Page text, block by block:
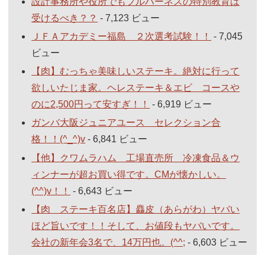
受けるべき？？ - 7,123 ビュー
ＪＦＡアカデミー福島 ２次選考試験！！
- 7,045
ビュー
【肉】むっちゃ美味しいステーキ。絶対に行って
欲しいたじま家。ヘレステーキ＆エビ コースや
のに2,500円って安すぎ！！
- 6,919 ビュー
ガンバ大阪ジュニアユース セレクション合
格！！(^_^)v - 6,841 ビュー
【他】クワムラハム 工場直売所 冷凍食品＆ウ
ィンナーが超お買い得です。CMが懐かしい。
(^^)v！！
- 6,643 ビュー
【肉 ステーキ百名店】麤皮（あらがわ）ヤバい
ほど旨いです！！そして、お値段もヤバいです。
会社の新年会3名で、14万円也。(^^; - 6,603 ビュー